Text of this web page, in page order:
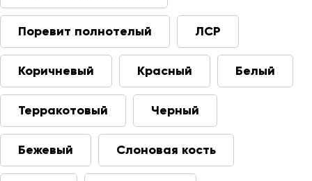
Поревит полнотелый ЛСР
Коричневый Красный Белый
Терракотовый Черный
Бежевый Слоновая кость